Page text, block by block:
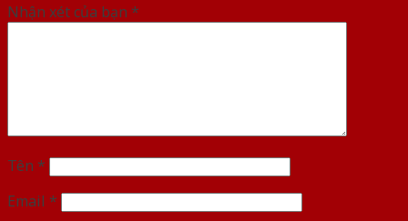
Nhận xét của bạn *
Tên *
Email *